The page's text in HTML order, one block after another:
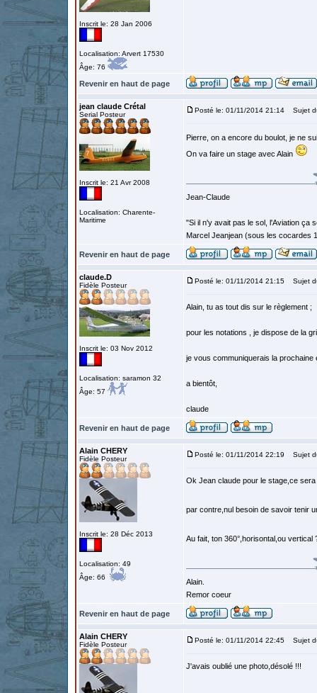
Inscrit le: 28 Jan 2006
Localisation: Arvert 17530
Âge: 76
Revenir en haut de page
jean claude Crétal
Serial Posteur
Inscrit le: 21 Avr 2008
Localisation: Charente-
Maritime
Posté le: 01/11/2014 21:14 Sujet
Pierre, on a encore du boulot, je ne
On va faire un stage avec Alain
Jean-Claude
"Si il n'y avait pas le sol, l'Aviation ça
Marcel Jeanjean (sous les cocardes
Revenir en haut de page
claude.D
Fidèle Posteur
Inscrit le: 03 Nov 2012
Localisation: saramon 32
Âge: 57
Posté le: 01/11/2014 21:15 Sujet
Alain, tu as tout dis sur le règlement ;
pour les notations , je dispose de la
je vous communiquerais la
a bientôt,
claude
Revenir en haut de page
Alain CHERY
Fidèle Posteur
Inscrit le: 28 Déc 2013
Localisation: 49
Âge: 66
Posté le: 01/11/2014 22:19 Sujet
Ok Jean claude pour le stage,ce
par contre,nul besoin de savoir tenir
Au fait, ton 360°,horisontal,ou vertical
Alain.
Remor coeur
Revenir en haut de page
Alain CHERY
Fidèle Posteur
Posté le: 01/11/2014 22:45 Sujet
J'avais oublié une photo,désolé !!!